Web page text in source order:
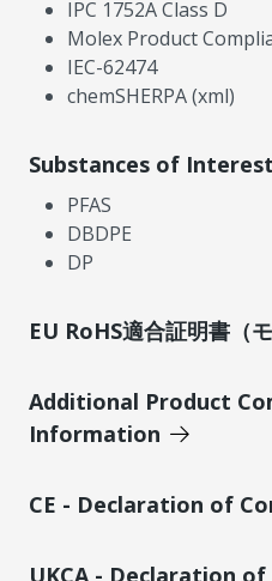
IPC 1752A Class D
Molex Product
IEC-62474
chemSHERPA (xml)
Substances of Interest
PFAS
DBDPE
DP
EU RoHS適合証明書（
Additional Product
Information
CE - Declaration of
UKCA - Declaration